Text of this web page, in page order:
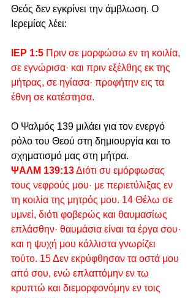
Θεός δεν εγκρίνει την άμβλωση. Ο
Ιερεμίας λέει:
ΙΕΡ 1:5 Πριν σε μορφώσω εν τη κοιλία,
σε εγνώρισα· και πριν εξέλθης εκ της
μήτρας, σε ηγίασα· προφήτην εις τα
έθνη σε κατέστησα.
Ο Ψαλμός 139 μιλάει για τον ενεργό
ρόλο του Θεού στη δημιουργία και το
σχηματισμό μας στη μήτρα.
ΨΑΛΜ 139:13 Διότι συ εμόρφωσας
τους νεφρούς μου· με περιετύλιξας εν
τη κοιλία της μητρός μου. 14 Θέλω σε
υμνεί, διότι φοβερώς και θαυμασίως
επλάσθην· θαυμάσια είναι τα έργα σου·
και η ψυχή μου κάλλιστα γνωρίζει
τούτο. 15 Δεν εκρύφθησαν τα οστά μου
από σου, ενώ επλαττόμην εν τω
κρυπτώ και διεμορφονόμην εν τοις